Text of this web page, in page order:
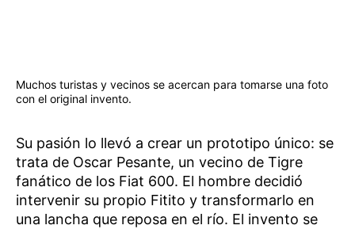
Muchos turistas y vecinos se acercan para tomarse una foto
con el original invento.
Su pasión lo llevó a crear un prototipo único: se
trata de Oscar Pesante, un vecino de Tigre
fanático de los Fiat 600. El hombre decidió
intervenir su propio Fitito y transformarlo en
una lancha que reposa en el río. El invento se